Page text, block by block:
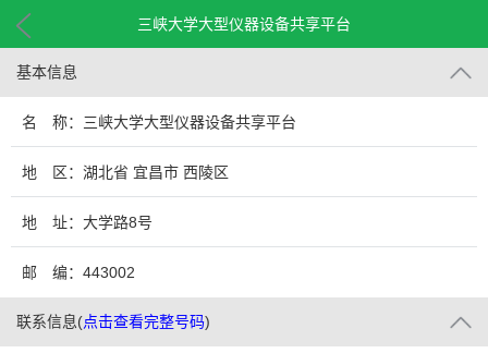
三峡大学大型仪器设备共享平台
基本信息
名 称：三峡大学大型仪器设备共享平台
地 区：湖北省 宜昌市 西陵区
地 址：大学路8号
邮 编：443002
联系信息(点击查看完整号码)